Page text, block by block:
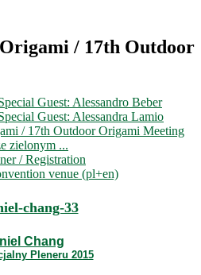
/ 17th Outdoor
Guest: Alessandro Beber
Guest: Alessandra Lamio
/ 17th Outdoor Origami Meeting
zielonym ...
/ Registration
venue (pl+en)
Chang
Pleneru 2015